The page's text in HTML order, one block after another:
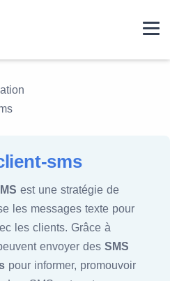
sms
est une stratégie de
les messages texte pour
les clients. Grâce à
envoyer des SMS
pour informer, promouvoir